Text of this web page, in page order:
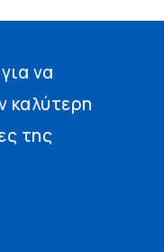
να
καλύτερη
της